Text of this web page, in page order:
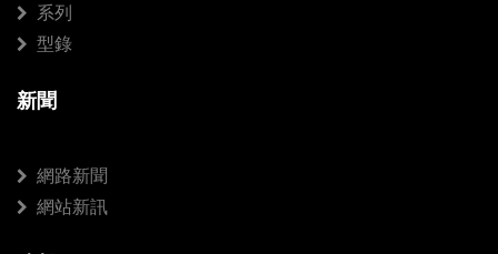
系列
型錄
新聞
網路新聞
網站新訊